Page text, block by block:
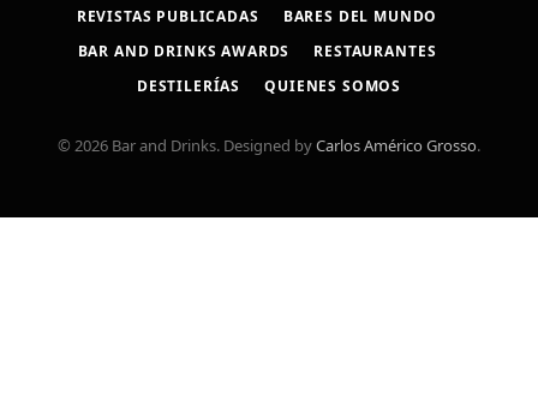
REVISTAS PUBLICADAS
BARES DEL MUNDO
BAR AND DRINKS AWARDS
RESTAURANTES
DESTILERÍAS
QUIENES SOMOS
© 2026 Bar and Drinks. Designed byCarlos Américo Grosso.